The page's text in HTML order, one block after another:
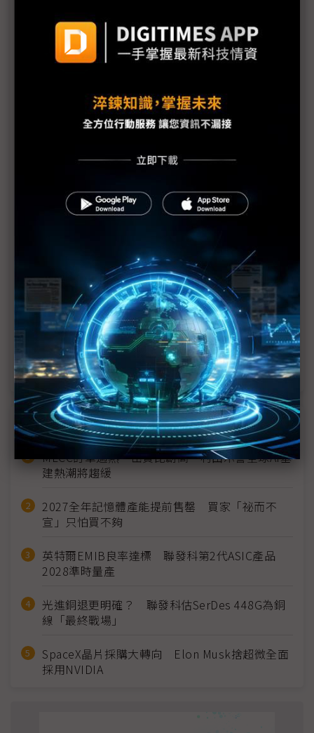
星艦隊瞄準全球ODM生態系
（獨家）專訪OneWeb亞太副總裁 攜手台灣「四大
（獨家）OneWeb亞太副總專訪：亞太已全面準備就
緒 台灣成「戰略核心」
臻鼎、華通4Q25接力迎消費旺季 2026跨入AI伺服
低軌衛星在手訂單破十億 昇達科4Q25毛利率挑戰
全訊獲SSPA軍用標案 2026年出貨貢獻營收成長
LEO重塑通訊版圖 數發部：台灣不會只用OneWeb
科技1分鐘：軌道電網
科技1分鐘：立方衛星
近７天熱門報導
MLCC訂單過熱、出貨比創高 村田示警全球AI基
建熱潮將趨緩
2027全年記憶體產能提前售罄 買家「祕而不
宣」只怕買不夠
英特爾EMIB良率達標 聯發科第2代ASIC產品
2028準時量產
光進銅退更明確？ 聯發科估SerDes 448G為銅
線「最終戰場」
SpaceX晶片採購大轉向 Elon Musk捨超微全面
採用NVIDIA